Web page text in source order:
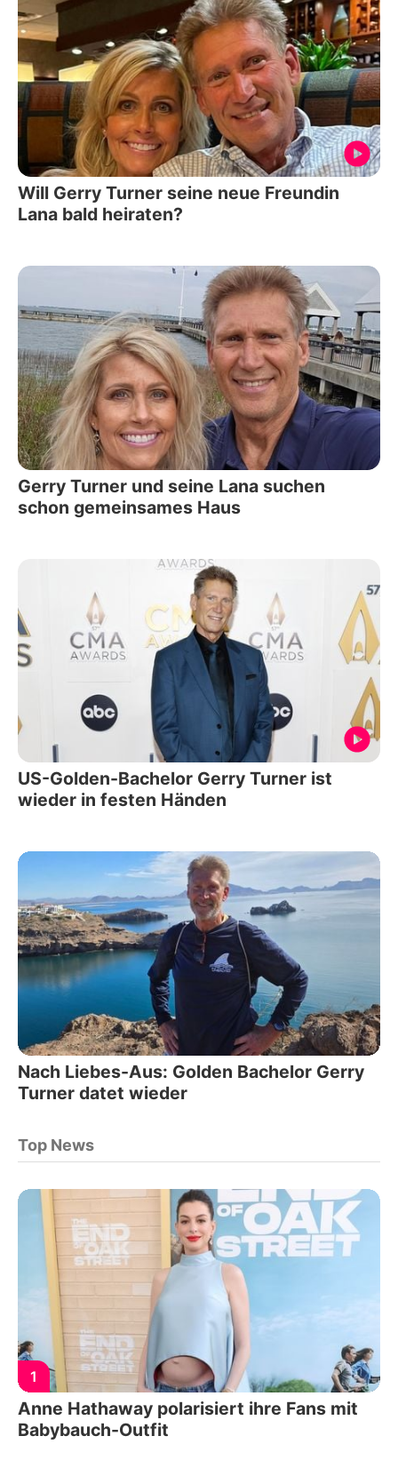
Will Gerry Turner seine neue Freundin
Lana bald heiraten?
Gerry Turner und seine Lana suchen
schon gemeinsames Haus
US-Golden-Bachelor Gerry Turner ist
wieder in festen Händen
Nach Liebes-Aus: Golden Bachelor Gerry
Turner datet wieder
Top News
1
Anne Hathaway polarisiert ihre Fans mit
Babybauch-Outfit